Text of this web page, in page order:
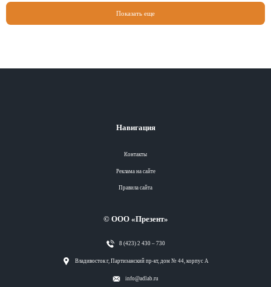
Показать еще
Навигация
Контакты
Реклама на сайте
Правила сайта
© ООО «Презент»
8 (423) 2 430 – 730
Владивосток г, Партизанский пр-кт, дом № 44, корпус А
info@adlab.ru